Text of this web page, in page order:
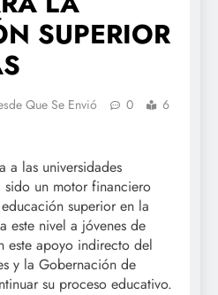
SUPERIOR
Que Se Envió 0
6
a las universidades
un motor financiero
superior en la
este nivel a jóvenes de
este apoyo indirecto del
y la Gobernación de
su proceso educativo.